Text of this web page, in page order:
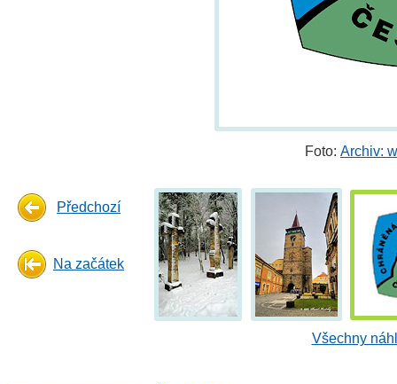
Foto: Archiv:
Předchozí
Na začátek
Všechny